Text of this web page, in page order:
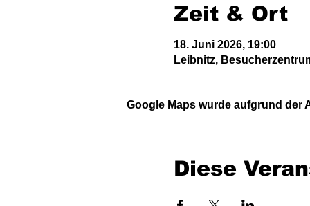
Zeit & Ort
18. Juni 2026, 19:00
Leibnitz,
Google Maps wurde aufgrund
Diese